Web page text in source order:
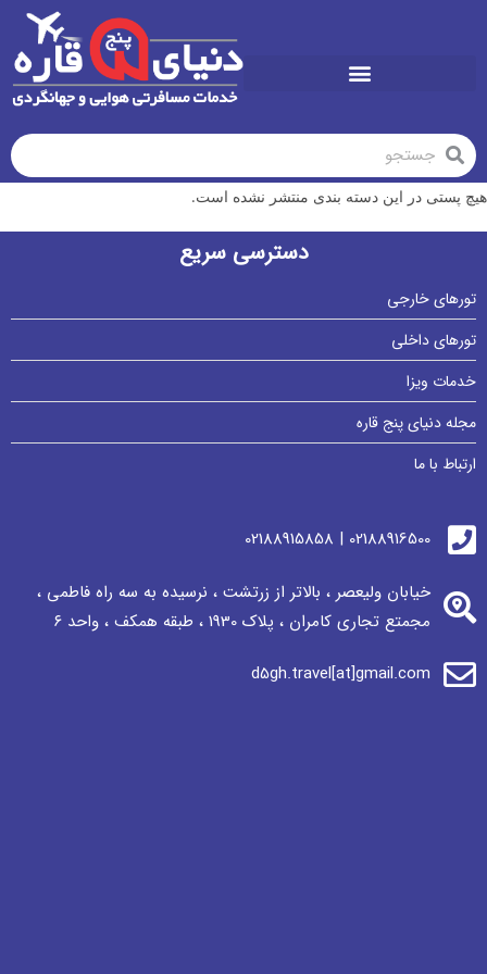
هیچ پستی در این دسته بندی منتشر نشده است.
دسترسی سریع
تورهای خارجی
تورهای داخلی
خدمات ویزا
مجله دنیای پنج قاره
ارتباط با ما
02188916500 | 02188915858
خیابان ولیعصر ، بالاتر از زرتشت ، نرسيده به سه راه فاطمی ،
مجمتع تجاری كامران ، پلاک 1930 ، طبقه همکف ، واحد ٦
d5gh.travel[at]gmail.com